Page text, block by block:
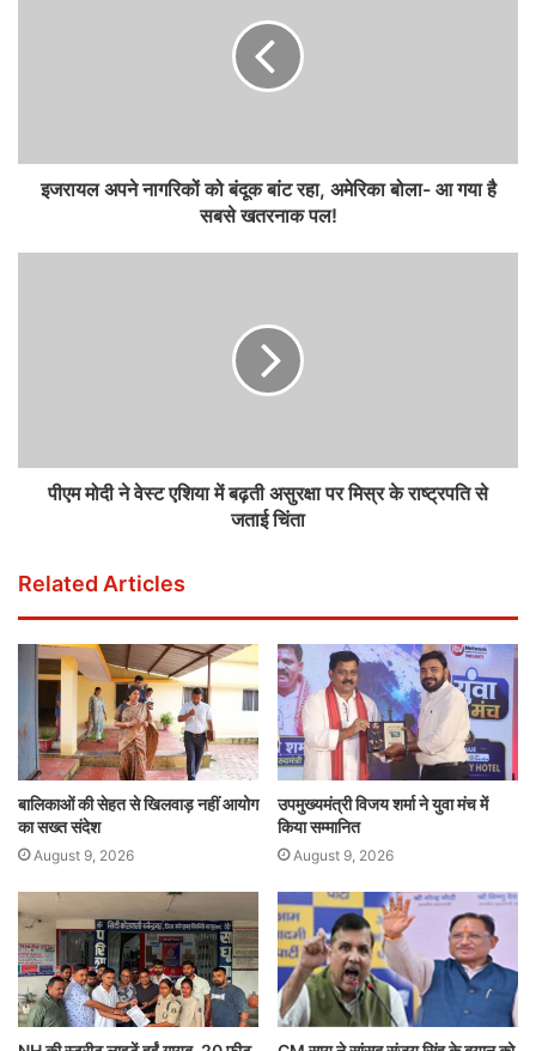
इजरायल अपने नागरिकों को बंदूक बांट रहा, अमेरिका बोला- आ गया है
सबसे खतरनाक पल!
पीएम मोदी ने वेस्ट एशिया में बढ़ती असुरक्षा पर मिस्र के राष्ट्रपति से
जताई चिंता
Related Articles
बालिकाओं की सेहत से खिलवाड़ नहीं आयोग
का सख्त संदेश
August 9, 2026
उपमुख्यमंत्री विजय शर्मा ने युवा मंच में
किया सम्मानित
August 9, 2026